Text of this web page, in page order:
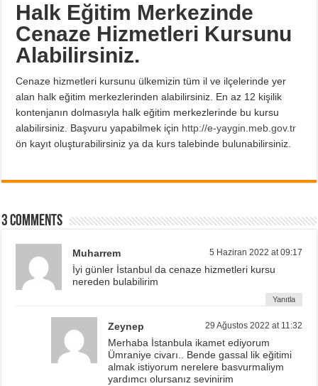
Halk Eğitim Merkezinde
Cenaze Hizmetleri Kursunu
Alabilirsiniz.
Cenaze hizmetleri kursunu ülkemizin tüm il ve ilçelerinde yer
alan halk eğitim merkezlerinden alabilirsiniz. En az 12 kişilik
kontenjanın dolmasıyla halk eğitim merkezlerinde bu kursu
alabilirsiniz. Başvuru yapabilmek için http://e-yaygin.meb.gov.tr
ön kayıt oluşturabilirsiniz ya da kurs talebinde bulunabilirsiniz.
3 comments
Muharrem 5 Haziran 2022 at 09:17
İyi günler İstanbul da cenaze hizmetleri kursu
nereden bulabilirim
Yanıtla
Zeynep 29 Ağustos 2022 at 11:32
Merhaba İstanbula ikamet ediyorum
Ümraniye civarı.. Bende gassal lik eğitimi
almak istiyorum nerelere basvurmaliym
yardımcı olursanız sevinirim